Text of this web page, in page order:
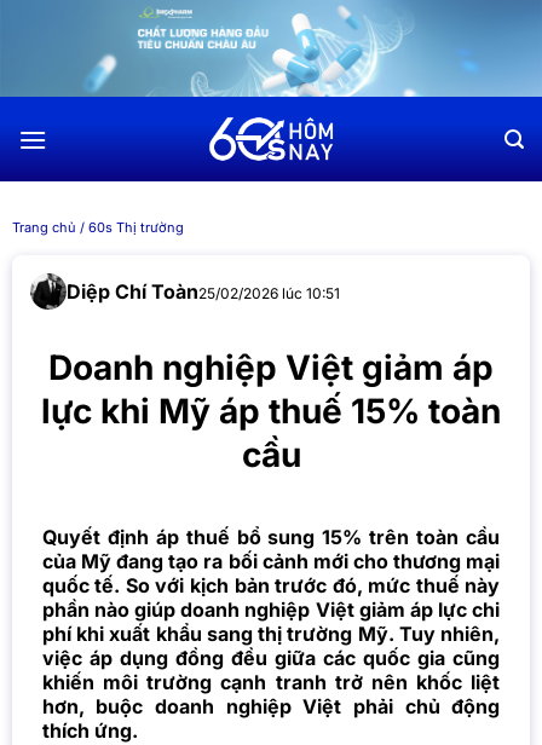
dung
Trang chủ / 60s Thị trường
Diệp Chí Toàn25/02/2026 lúc 10:51
Doanh nghiệp Việt giảm áp
lực khi Mỹ áp thuế 15% toàn
cầu
Quyết định áp thuế bổ sung 15% trên toàn cầu
của Mỹ đang tạo ra bối cảnh mới cho thương mại
quốc tế. So với kịch bản trước đó, mức thuế này
phần nào giúp doanh nghiệp Việt giảm áp lực chi
phí khi xuất khẩu sang thị trường Mỹ. Tuy nhiên,
việc áp dụng đồng đều giữa các quốc gia cũng
khiến môi trường cạnh tranh trở nên khốc liệt
hơn, buộc doanh nghiệp Việt phải chủ động
thích ứng.